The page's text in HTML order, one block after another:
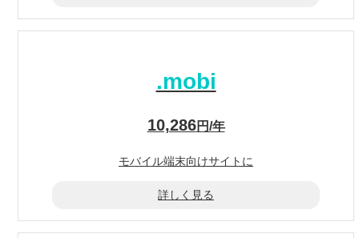
.mobi
10,286円/年
モバイル端末向けサイトに
詳しく見る